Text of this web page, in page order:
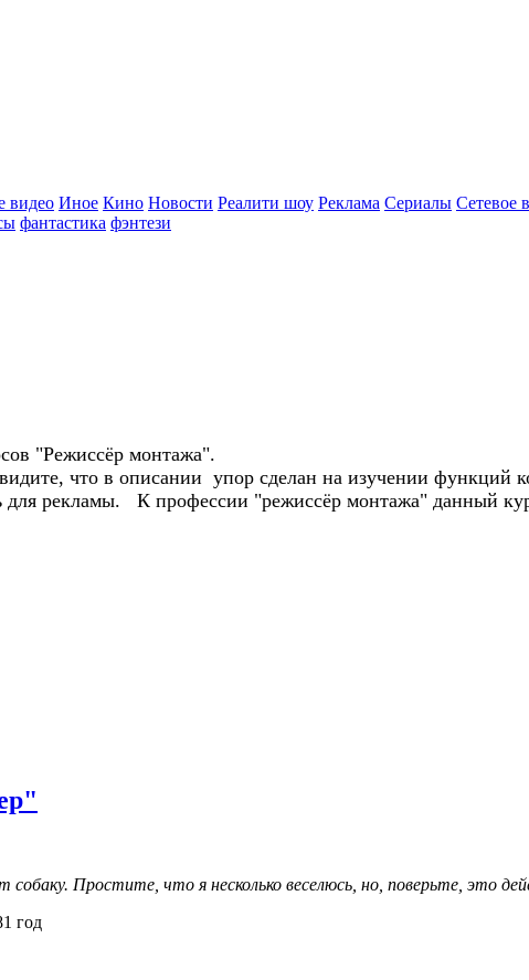
видео Иное Кино Новости Реалити шоу Реклама Сериалы Сетевое
фантастика фэнтези
"Режиссёр монтажа".
что в описании упор сделан на изучении функций
рекламы. К профессии "режиссёр монтажа" данный
Простите, что я несколько веселюсь, но, поверьте, это
год